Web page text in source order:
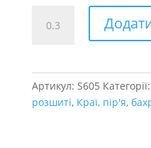
бахрома
Артикул: S605 Категорії:
розшиті, Краї, пір'я,